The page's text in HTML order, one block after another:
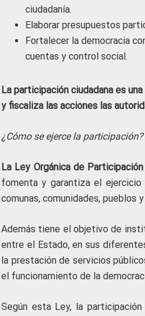
ciudadanía.
Elaborar presupuestos
Fortalecer la democracia
cuentas y control social.
La participación ciudadana es
y fiscaliza las acciones las
¿Cómo se ejerce la participación?
La Ley Orgánica de
fomenta y garantiza el ejercicio
comunas, comunidades, pueblos
Además tiene el objetivo de
entre el Estado, en sus
la prestación de servicios
el funcionamiento de la
Según esta Ley, la